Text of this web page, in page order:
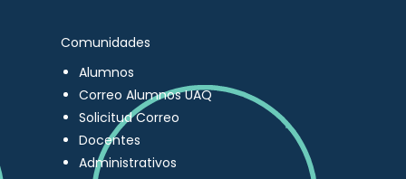
Comunidades
Alumnos
Correo Alumnos UAQ
Solicitud Correo
Docentes
Administrativos